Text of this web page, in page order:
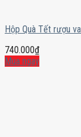
Hộp Quà Tết rượu
740.000₫
Mua ngay